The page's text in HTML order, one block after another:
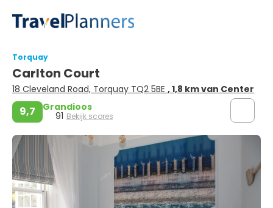
Torquay
Carlton Court
18 Cleveland Road, Torquay TQ2 5BE , 1,8 km van Center
9,7 Grandioos
91 Bekijk scores